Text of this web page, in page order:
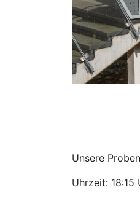
Unsere
Uhrzeit: 18:15